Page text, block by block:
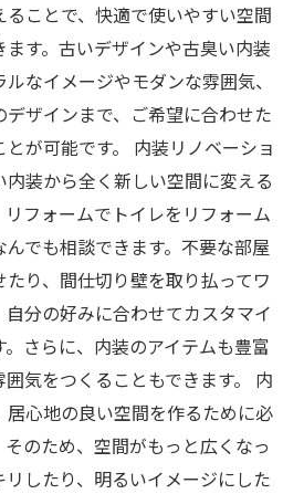
ことで、快適で使いやすい空間
す。古いデザインや古臭い内装
なイメージやモダンな雰囲気、
ザインまで、ご希望に合わせた
が可能です。 内装リノベーショ
装から全く新しい空間に変える
フォームでトイレをリフォーム
でも相談できます。不要な部屋
り、間仕切り壁を取り払ってワ
分の好みに合わせてカスタマイ
さらに、内装のアイテムも豊富
気をつくることもできます。 内
心地の良い空間を作るために必
のため、空間がもっと広くなっ
したり、明るいイメージにした